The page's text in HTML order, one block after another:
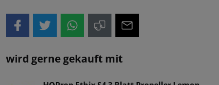
wird gerne gekauft mit